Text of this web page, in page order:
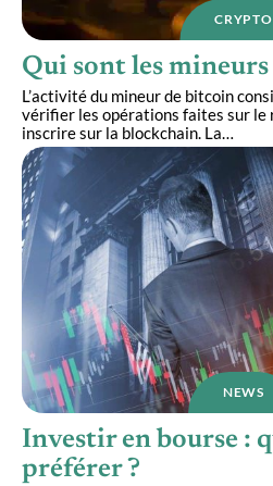
CRYPTO
Qui sont les
L’activité du mineur de bitcoin
vérifier les opérations faites sur le
inscrire sur la blockchain. La…
NEWS
Investir en bourse :
préférer ?